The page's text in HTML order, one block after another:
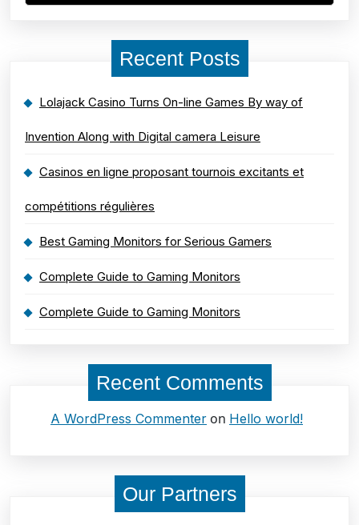
Recent Posts
Lolajack Casino Turns On-line Games By way of
Invention Along with Digital camera Leisure
Casinos en ligne proposant tournois excitants et
compétitions régulières
Best Gaming Monitors for Serious Gamers
Complete Guide to Gaming Monitors
Complete Guide to Gaming Monitors
Recent Comments
A WordPress Commenter on Hello world!
Our Partners